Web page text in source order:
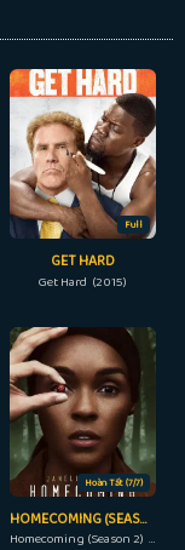
Full
GET HARD
Get Hard (2015)
Hoàn Tất (7/7)
HOMECOMING (SEASON 2)
Homecoming (Season 2) (2020)